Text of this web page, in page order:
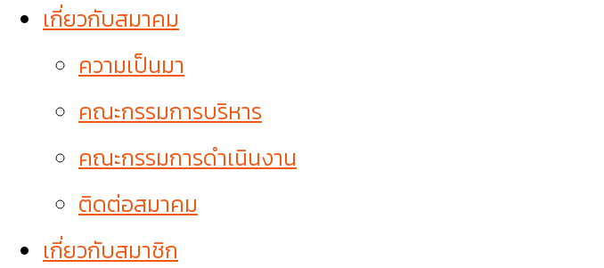
เกี่ยวกับสมาคม
ความเป็นมา
คณะกรรมการบริหาร
คณะกรรมการดำเนินงาน
ติดต่อสมาคม
เกี่ยวกับสมาชิก